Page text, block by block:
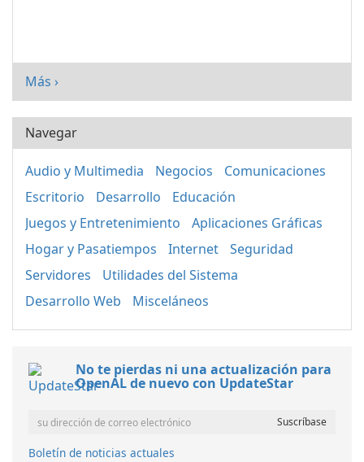
Más ›
Navegar
Audio y Multimedia Negocios
Comunicaciones
Escritorio
Desarrollo
Educación
Juegos y Entretenimiento
Aplicaciones Gráficas
Hogar y Pasatiempos
Internet
Seguridad
Servidores
Utilidades del Sistema
Desarrollo Web
Misceláneos
No te pierdas ni una actualización para
OpenAL de nuevo con UpdateStar
Boletín de noticias actuales